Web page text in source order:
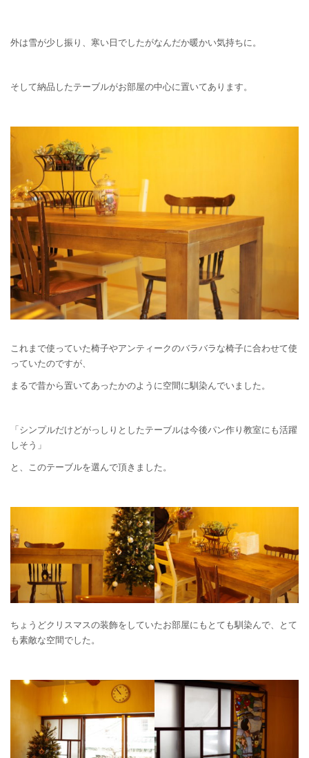
外は雪が少し振り、寒い日でしたがなんだか暖かい気持ちに。
そして納品したテーブルがお部屋の中心に置いてあります。
これまで使っていた椅子やアンティークのバラバラな椅子に合わせて使
っていたのですが、
まるで昔から置いてあったかのように空間に馴染んでいました。
「シンプルだけどがっしりとしたテーブルは今後パン作り教室にも活躍
しそう」
と、このテーブルを選んで頂きました。
ちょうどクリスマスの装飾をしていたお部屋にもとても馴染んで、とて
も素敵な空間でした。